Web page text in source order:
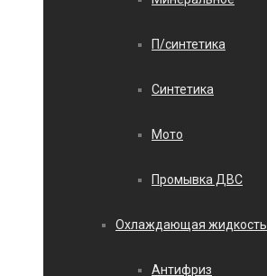
П/синтетика
Синтетика
Мото
Промывка ДВС
Охлаждающая жидкость
Антифриз